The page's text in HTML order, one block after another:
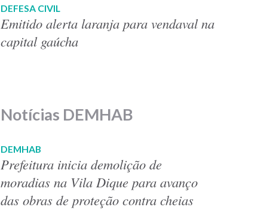
DEFESA CIVIL
Emitido alerta laranja para vendaval na
capital gaúcha
Notícias DEMHAB
DEMHAB
Prefeitura inicia demolição de
moradias na Vila Dique para avanço
das obras de proteção contra cheias